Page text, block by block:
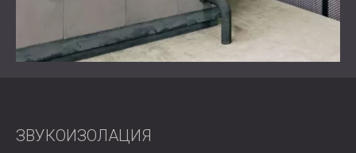
ЗВУКОИЗОЛАЦИЯ